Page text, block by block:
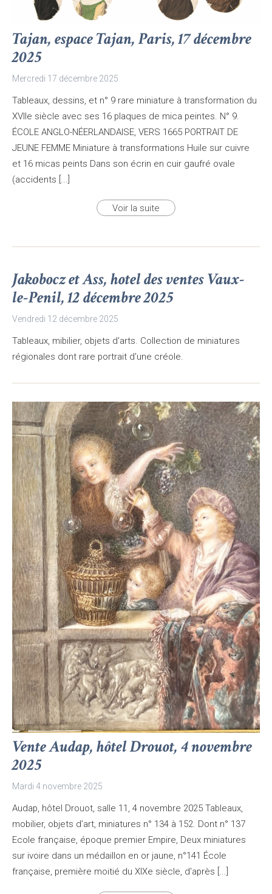
Tajan, espace Tajan, Paris, 17 décembre
2025
Mercredi 17 décembre 2025
Tableaux, dessins, et n° 9 rare miniature à transformation du
XVIIe siècle avec ses 16 plaques de mica peintes. N° 9.
ÉCOLE ANGLO-NÉERLANDAISE, VERS 1665 PORTRAIT DE
JEUNE FEMME Miniature à transformations Huile sur cuivre
et 16 micas peints Dans son écrin en cuir gaufré ovale
(accidents [...]
Voir la suite
Jakobocz et Ass, hotel des ventes Vaux-
le-Penil, 12 décembre 2025
Vendredi 12 décembre 2025
Tableaux, mibilier, objets d'arts. Collection de miniatures
régionales dont rare portrait d'une créole.
Vente Audap, hôtel Drouot, 4 novembre
2025
Mardi 4 novembre 2025
Audap, hôtel Drouot, salle 11, 4 novembre 2025 Tableaux,
mobilier, objets d’art, miniatures n° 134 à 152. Dont n° 137
Ecole française, époque premier Empire, Deux miniatures
sur ivoire dans un médaillon en or jaune, n°141 École
française, première moitié du XIXe siècle, d'après [...]